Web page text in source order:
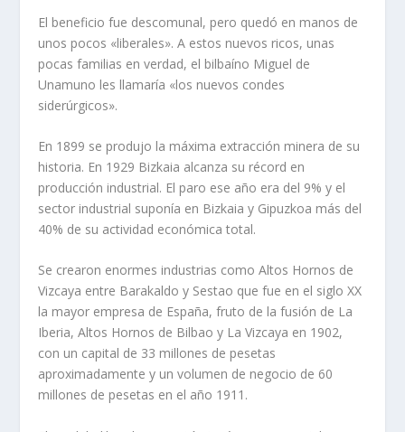
El beneficio fue descomunal, pero quedó en manos de
unos pocos «liberales». A estos nuevos ricos, unas
pocas familias en verdad, el bilbaíno Miguel de
Unamuno les llamaría «los nuevos condes
siderúrgicos».
En 1899 se produjo la máxima extracción minera de su
historia. En 1929 Bizkaia alcanza su récord en
producción industrial. El paro ese año era del 9% y el
sector industrial suponía en Bizkaia y Gipuzkoa más del
40% de su actividad económica total.
Se crearon enormes industrias como Altos Hornos de
Vizcaya entre Barakaldo y Sestao que fue en el siglo XX
la mayor empresa de España, fruto de la fusión de La
Iberia, Altos Hornos de Bilbao y La Vizcaya en 1902,
con un capital de 33 millones de pesetas
aproximadamente y un volumen de negocio de 60
millones de pesetas en el año 1911.